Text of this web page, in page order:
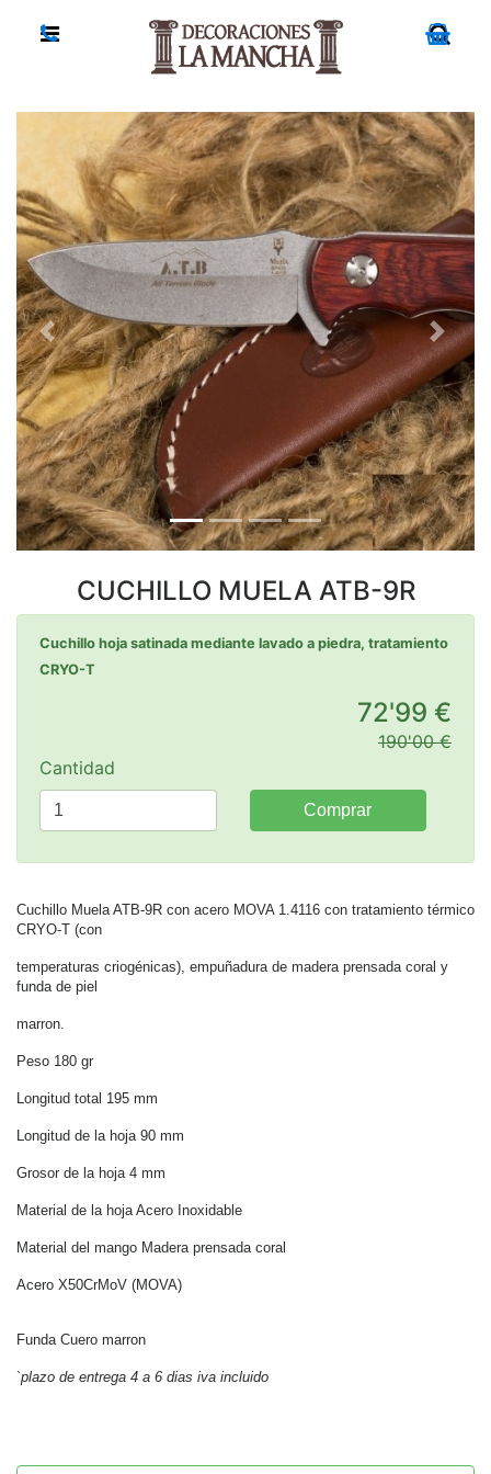
Previous Next
CUCHILLO MUELA ATB-9R
Cuchillo hoja satinada mediante lavado a piedra, tratamiento
CRYO-T
72'99 €
190'00 €
Cantidad
Comprar
Cuchillo Muela ATB-9R con acero MOVA 1.4116 con tratamiento térmico
CRYO-T (con
temperaturas criogénicas), empuñadura de madera prensada coral y
funda de piel
marron.
Peso 180 gr
Longitud total 195 mm
Longitud de la hoja 90 mm
Grosor de la hoja 4 mm
Material de la hoja Acero Inoxidable
Material del mango Madera prensada coral
Acero X50CrMoV (MOVA)
Funda Cuero marron
`plazo de entrega 4 a 6 dias iva incluido